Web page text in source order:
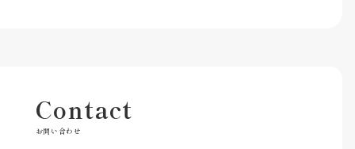
Contact
お問い合わせ